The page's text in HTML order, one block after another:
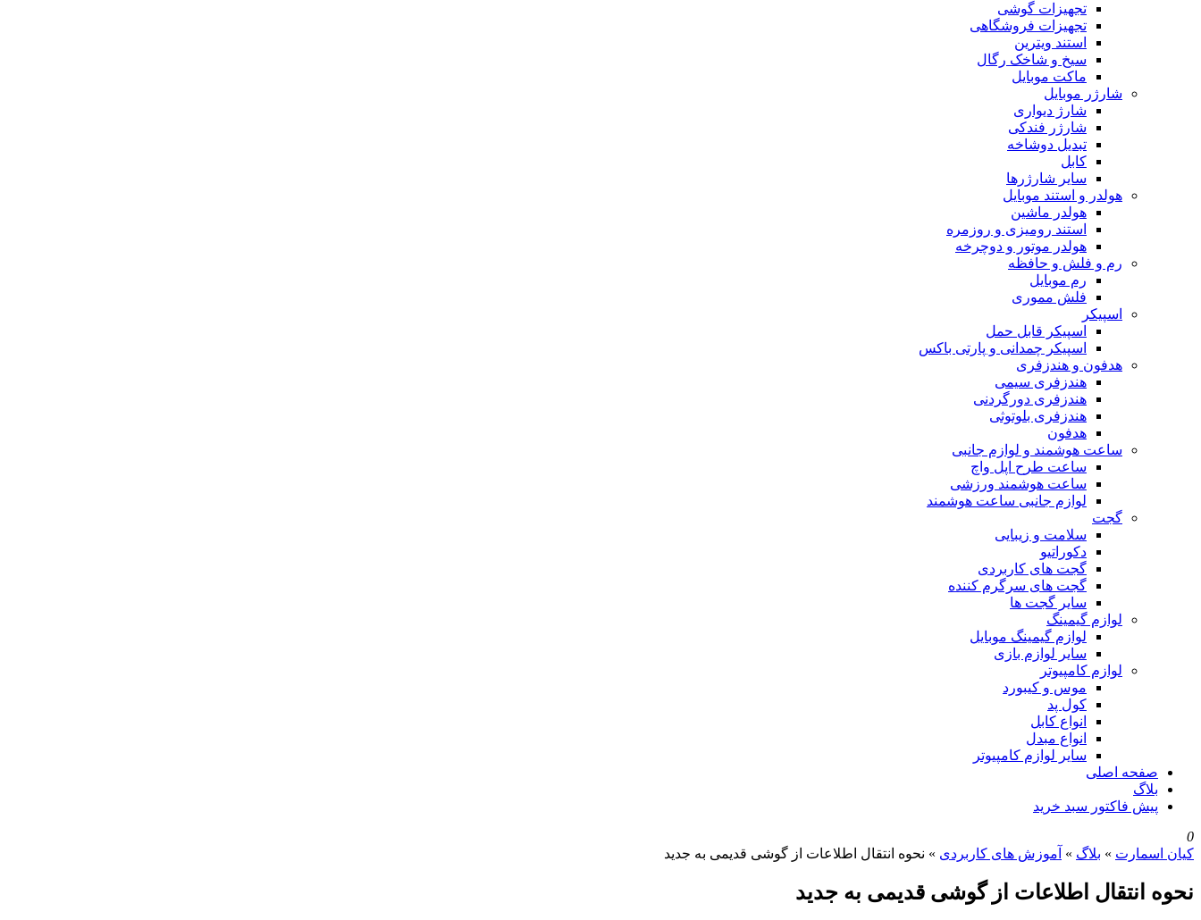
تجهیزات گوشی
تجهیزات فروشگاهی
استند ویترین
سیخ و شاخک رگال
ماکت موبایل
شارژر موبایل
شارژ دیواری
شارژر فندکی
تبدیل دوشاخه
کابل
سایر شارژرها
هولدر و استند موبایل
هولدر ماشین
استند رومیزی و روزمره
هولدر موتور و دوچرخه
رم و فلش و حافظه
رم موبایل
فلش مموری
اسپیکر
اسپیکر قابل حمل
اسپیکر چمدانی و پارتی باکس
هدفون و هندزفری
هندزفری سیمی
هندزفری دورگردنی
هندزفری بلوتوثی
هدفون
ساعت هوشمند و لوازم جانبی
ساعت طرح اپل واچ
ساعت هوشمند ورزشی
لوازم جانبی ساعت هوشمند
گجت
سلامت و زیبایی
دکوراتیو
گجت های کاربردی
گجت های سرگرم کننده
سایر گجت ها
لوازم گیمینگ
لوازم گیمینگ موبایل
سایر لوازم بازی
لوازم کامپیوتر
موس و کیبورد
کول پد
انواع کابل
انواع مبدل
سایر لوازم کامپیوتر
صفحه اصلی
بلاگ
پیش فاکتور سبد خرید
0
کیان اسمارت » بلاگ » آموزش های کاربردی » نحوه انتقال اطلاعات از گوشی قدیمی به جدید
نحوه انتقال اطلاعات از گوشی قدیمی به جدید